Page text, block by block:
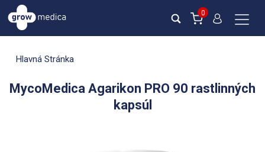
0
Hlavná Stránka
MycoMedica Agarikon PRO 90 rastlinných
kapsúl